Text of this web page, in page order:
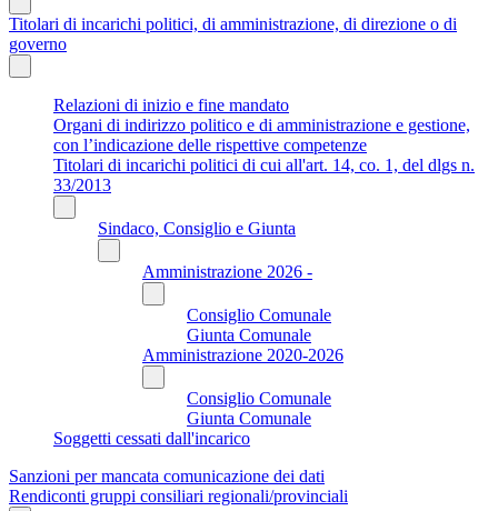
Titolari di incarichi politici, di amministrazione, di direzione o di
governo
Relazioni di inizio e fine mandato
Organi di indirizzo politico e di amministrazione e gestione,
con l’indicazione delle rispettive competenze
Titolari di incarichi politici di cui all'art. 14, co. 1, del dlgs n.
33/2013
Sindaco, Consiglio e Giunta
Amministrazione 2026 -
Consiglio Comunale
Giunta Comunale
Amministrazione 2020-2026
Consiglio Comunale
Giunta Comunale
Soggetti cessati dall'incarico
Sanzioni per mancata comunicazione dei dati
Rendiconti gruppi consiliari regionali/provinciali